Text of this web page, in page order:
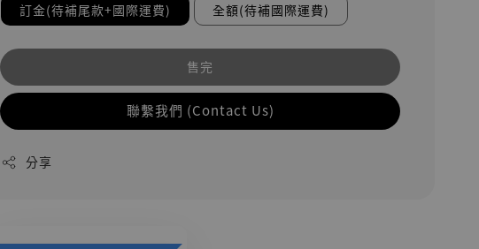
訂金(待補尾款+國際運費) 全額(待補國際運費)
售完
聯繫我們 (Contact Us)
分享